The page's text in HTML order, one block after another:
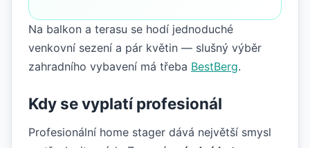
Na balkon a terasu se hodí jednoduché
venkovní sezení a pár květin — slušný výběr
zahradního vybavení má třeba BestBerg.
Kdy se vyplatí profesionál
Profesionální home stager dává největší smysl